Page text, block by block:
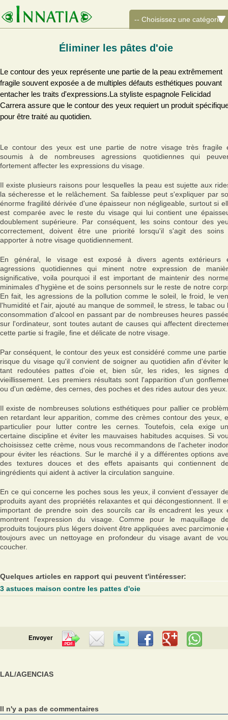
Éliminer les pâtes d'oie
Le contour des yeux représente une partie de la peau extrêmement
fragile souvent exposée a de multiples défauts esthétiques pouvant
entacher les traits d'expressions.La styliste espagnole Felicidad
Carrera assure que le contour des yeux requiert un produit
pour être traité au quotidien.
Le contour des yeux est une partie de notre visage très fragile
soumis à de nombreuses agressions quotidiennes qui
fortement affecter les expressions du visage.
Il existe plusieurs raisons pour lesquelles la peau est sujette aux
la sécheresse et le relâchement. Sa faiblesse peut s'expliquer par
énorme fragilité dérivée d'une épaisseur non négligeable, surtout si
est comparée avec le reste du visage qui lui contient une
doublement supérieure. Par conséquent, les soins contour des
correctement, doivent être une priorité lorsqu'il s'agit des soins
apporter à notre visage quotidiennement.
En général, le visage est exposé à divers agents extérieurs
agressions quotidiennes qui minent notre expression de
significative, voila pourquoi il est important de maintenir des
minimales d'hygiène et de soins personnels sur le reste de notre
En fait, les agressions de la pollution comme le soleil, le froid, le
l'humidité et l'air, ajouté au manque de sommeil, le stress, le tabac ou
consommation d'alcool en passant par de nombreuses heures
sur l'ordinateur, sont toutes autant de causes qui affectent
cette partie si fragile, fine et délicate de notre visage.
Par conséquent, le contour des yeux est considéré comme une partie
risque du visage qu'il convient de soigner au quotidien afin d'éviter
tant redoutées pattes d'oie et, bien sûr, les rides, les signes
vieillissement. Les premiers résultats sont l'apparition d'un
ou d'un œdème, des cernes, des poches et des rides autour des yeux.
Il existe de nombreuses solutions esthétiques pour pallier ce
en retardant leur apparition, comme des crèmes contour des yeux,
particulier pour lutter contre les cernes. Toutefois, cela exige
certaine discipline et éviter les mauvaises habitudes acquises. Si
choisissez cette crème, nous vous recommandons de l'acheter
pour éviter les réactions. Sur le marché il y a différentes options
des textures douces et des effets apaisants qui contiennent
ingrédients qui aident à activer la circulation sanguine.
En ce qui concerne les poches sous les yeux, il convient d'essayer
produits ayant des propriétés relaxantes et qui décongestionnent. Il
important de prendre soin des sourcils car ils encadrent les yeux
montrent l'expression du visage. Comme pour le maquillage
produits toujours plus légers doivent être appliquées avec parcimonie
toujours avec un nettoyage en profondeur du visage avant de
coucher.
Quelques articles en rapport qui peuvent t'intéresser:
3 astuces maison contre les pattes d'oie
Envoyer
LAL/AGENCIAS
Il n'y a pas de commentaires